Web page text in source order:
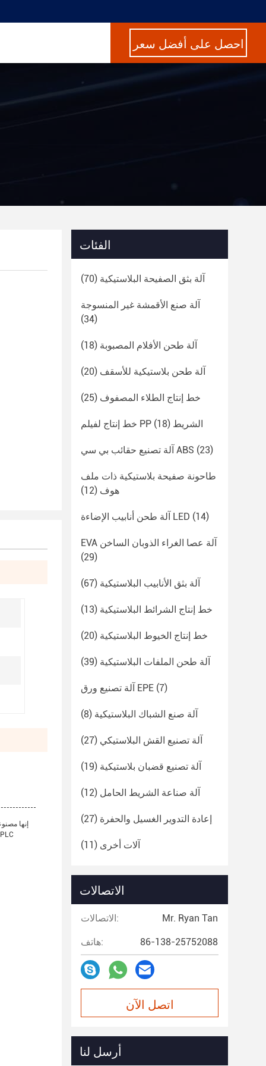
احصل على أفضل سعر
الفئات
آلة بثق الصفيحة البلاستيكية (70)
آلة صنع الأقمشة غير المنسوجة
(34)
آلة طحن الأفلام المصبوبة (18)
آلة طحن بلاستيكية للأسقف (20)
خط إنتاج الطلاء المصفوف (25)
خط إنتاج لفيلم PP الشريط (18)
آلة تصنيع حقائب بي سي ABS (23)
طاحونة صفيحة بلاستيكية ذات ملف
هوف (12)
آلة طحن أنابيب الإضاءة LED (14)
EVA آلة عصا الغراء الذوبان الساخن
(29)
آلة بثق الأنابيب البلاستيكية (67)
خط إنتاج الشرائط البلاستيكية (13)
خط إنتاج الخيوط البلاستيكية (20)
آلة طحن الملفات البلاستيكية (39)
آلة تصنيع ورق EPE (7)
آلة صنع الشباك البلاستيكية (8)
آلة تصنيع القش البلاستيكي (27)
آلة تصنيع قضبان بلاستيكية (19)
آلة صناعة الشريط الحامل (12)
إعادة التدوير الغسيل والحفرة (27)
آلات أخرى (11)
الاتصالات
الاتصالات: Mr. Ryan Tan
هاتف: 86-138-25752088
اتصل الآن
أرسل لنا